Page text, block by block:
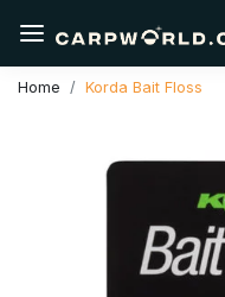
Home Korda Bait Floss